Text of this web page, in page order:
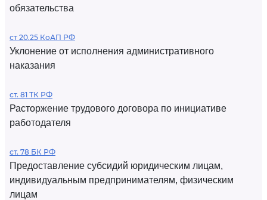
обязательства
ст 20.25 КоАП РФ
Уклонение от исполнения административного
наказания
ст. 81 ТК РФ
Расторжение трудового договора по инициативе
работодателя
ст. 78 БК РФ
Предоставление субсидий юридическим лицам,
индивидуальным предпринимателям, физическим
лицам